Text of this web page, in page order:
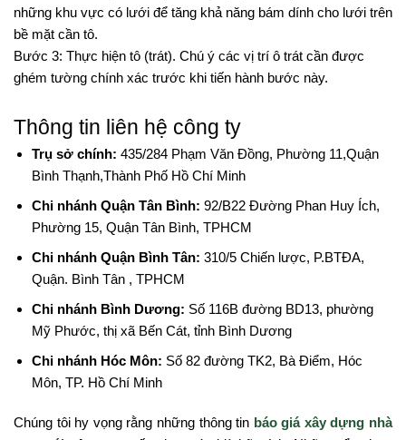
những khu vực có lưới để tăng khả năng bám dính cho lưới trên
bề mặt cần tô.
Bước 3: Thực hiện tô (trát). Chú ý các vị trí ô trát cần được
ghém tường chính xác trước khi tiến hành bước này.
Thông tin liên hệ công ty
Trụ sở chính: 435/284 Phạm Văn Đồng, Phường 11,Quận
Bình Thạnh,Thành Phố Hồ Chí Minh
Chi nhánh Quận Tân Bình: 92/B22 Đường Phan Huy Ích,
Phường 15, Quận Tân Bình, TPHCM
Chi nhánh Quận Bình Tân: 310/5 Chiến lược, P.BTĐA,
Quận. Bình Tân , TPHCM
Chi nhánh Bình Dương: Số 116B đường BD13, phường
Mỹ Phước, thị xã Bến Cát, tỉnh Bình Dương
Chi nhánh Hóc Môn: Số 82 đường TK2, Bà Điểm, Hóc
Môn, TP. Hồ Chí Minh
Chúng tôi hy vọng rằng những thông tin báo giá xây dựng nhà